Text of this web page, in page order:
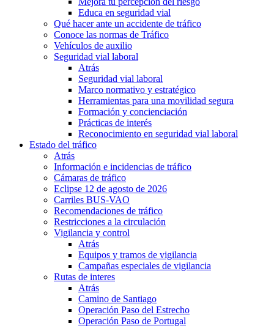
Educa en seguridad vial
Qué hacer ante un accidente de tráfico
Conoce las normas de Tráfico
Vehículos de auxilio
Seguridad vial laboral
Atrás
Seguridad vial laboral
Marco normativo y estratégico
Herramientas para una movilidad segura
Formación y concienciación
Prácticas de interés
Reconocimiento en seguridad vial laboral
Estado del tráfico
Atrás
Información e incidencias de tráfico
Cámaras de tráfico
Eclipse 12 de agosto de 2026
Carriles BUS-VAO
Recomendaciones de tráfico
Restricciones a la circulación
Vigilancia y control
Atrás
Equipos y tramos de vigilancia
Campañas especiales de vigilancia
Rutas de interes
Atrás
Camino de Santiago
Operación Paso del Estrecho
Operación Paso de Portugal